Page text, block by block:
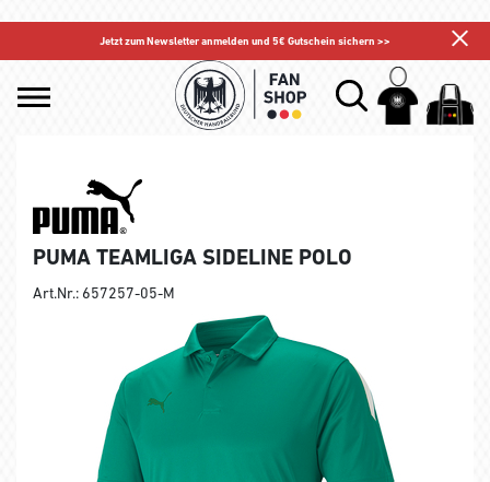
Jetzt zum Newsletter anmelden und 5€ Gutschein sichern >>
PUMA TEAMLIGA SIDELINE POLO
Art.Nr.: 657257-05-M